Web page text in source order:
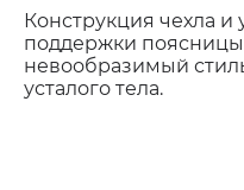
Конструкция чехла и
поддержки
невообразимый
усталого тела.